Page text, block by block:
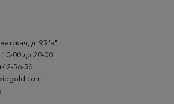
д. 95"в"
00 до 20-00
42-56-56